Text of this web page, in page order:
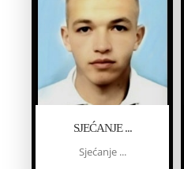
SJEĆANJE ...
Sjećanje ...